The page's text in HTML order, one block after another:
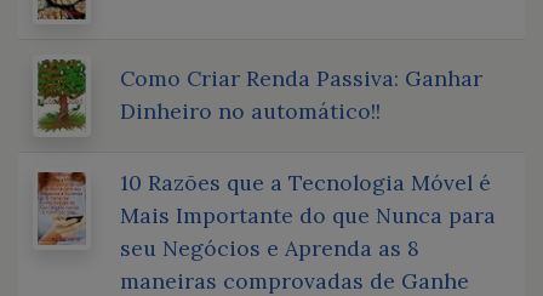
Como Criar Renda Passiva: Ganhar
Dinheiro no automático!!
10 Razões que a Tecnologia Móvel é
Mais Importante do que Nunca para
seu Negócios e Aprenda as 8
maneiras comprovadas de Ganhe